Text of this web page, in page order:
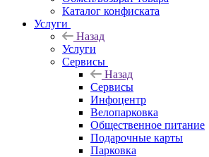
Каталог конфиската
Услуги
Назад
Услуги
Сервисы
Назад
Сервисы
Инфоцентр
Велопарковка
Общественное питание
Подарочные карты
Парковка